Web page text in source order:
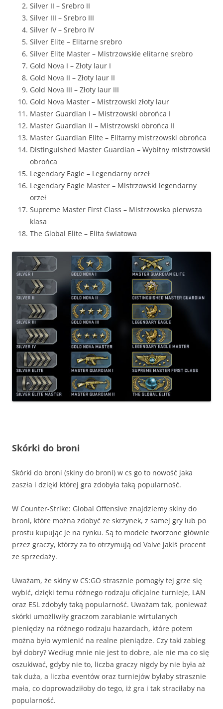
Silver II – Srebro II
Silver III – Srebro III
Silver IV – Srebro IV
Silver Elite – Elitarne srebro
Silver Elite Master – Mistrzowskie elitarne srebro
Gold Nova I – Złoty laur I
Gold Nova II – Złoty laur II
Gold Nova III – Złoty laur III
Gold Nova Master – Mistrzowski złoty laur
Master Guardian I – Mistrzowski obrońca I
Master Guardian II – Mistrzowski obrońca II
Master Guardian Elite – Elitarny mistrzowski obrońca
Distinguished Master Guardian – Wybitny mistrzowski
obrońca
Legendary Eagle – Legendarny orzeł
Legendary Eagle Master – Mistrzowski legendarny
orzeł
Supreme Master First Class – Mistrzowska pierwsza
klasa
The Global Elite – Elita światowa
Skórki do broni
Skórki do broni (skiny do broni) w cs go to nowość jaka
zaszła i dzięki której gra zdobyła taką popularność.
W Counter-Strike: Global Offensive znajdziemy skiny do
broni, które można zdobyć ze skrzynek, z samej gry lub po
prostu kupując je na rynku. Są to modele tworzone głównie
przez graczy, którzy za to otrzymują od Valve jakiś procent
ze sprzedaży.
Uważam, że skiny w CS:GO strasznie pomogły tej grze się
wybić, dzięki temu różnego rodzaju oficjalne turnieje, LAN
oraz ESL zdobyły taką popularność. Uważam tak, ponieważ
skórki umożliwiły graczom zarabianie wirtulanych
pieniędzy na różnego rodzaju hazardach, które potem
można było wymienić na realne pieniądze. Czy taki zabieg
był dobry? Według mnie nie jest to dobre, ale nie ma co się
oszukiwać, gdyby nie to, liczba graczy nigdy by nie była aż
tak duża, a liczba eventów oraz turniejów byłaby strasznie
mała, co doprowadziłoby do tego, iż gra i tak straciłaby na
popularność.